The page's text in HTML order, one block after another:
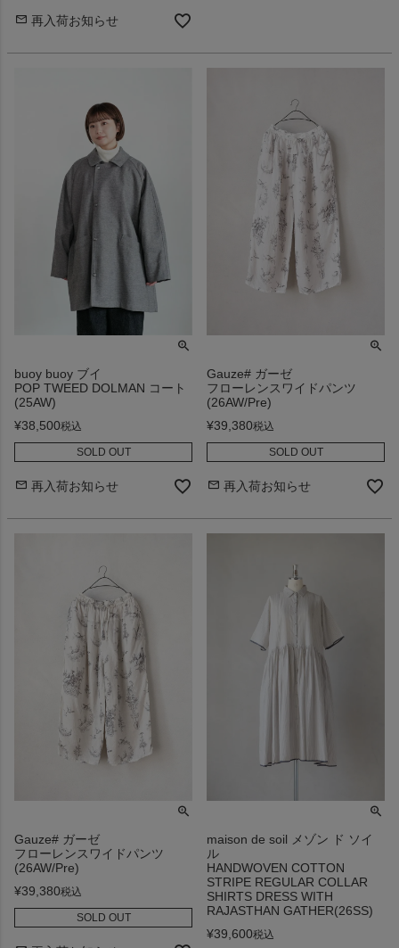
再入荷お知らせ
buoy buoy ブイ
POP TWEED DOLMAN コート
(25AW)
¥38,500税込
SOLD OUT
再入荷お知らせ
Gauze# ガーゼ
フローレンスワイドパンツ
(26AW/Pre)
¥39,380税込
SOLD OUT
再入荷お知らせ
Gauze# ガーゼ
フローレンスワイドパンツ
(26AW/Pre)
¥39,380税込
SOLD OUT
maison de soil メゾン ド ソイ
ル
HANDWOVEN COTTON
STRIPE REGULAR COLLAR
SHIRTS DRESS WITH
RAJASTHAN GATHER(26SS)
¥39,600税込